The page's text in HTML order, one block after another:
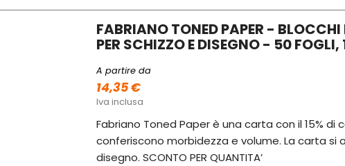
FABRIANO TONED PAPER -
PER SCHIZZO E DISEGNO - 50 FOGLI,
A partire da
14,35 €
Iva inclusa
Fabriano Toned Paper è una carta con il 15% di
conferiscono morbidezza e volume. La carta
disegno. SCONTO PER QUANTITA’